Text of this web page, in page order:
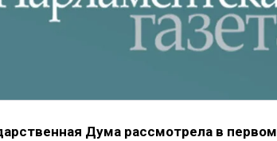
Дума рассмотрела в